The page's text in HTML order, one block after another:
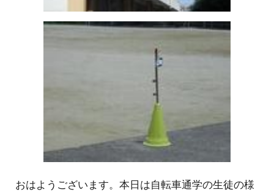
おはようございます。本日は自転車通学の生徒の様